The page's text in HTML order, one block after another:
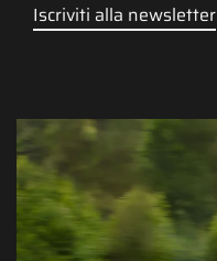
Iscriviti alla newsletter